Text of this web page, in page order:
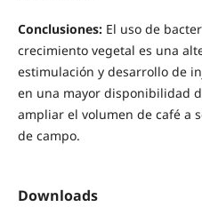
Conclusiones:El uso de
crecimiento vegetal es una
estimulación y desarrollo de
en una mayor disponibilidad
ampliar el volumen de café a
de campo.
Downloads